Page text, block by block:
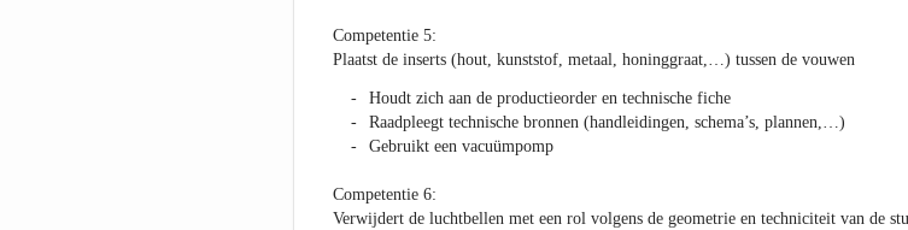
Competentie 5:
Plaatst de inserts (hout, kunststof, metaal, honinggraat,…) tussen de vouwen
Houdt zich aan de productieorder en technische fiche
Raadpleegt technische bronnen (handleidingen, schema’s, plannen,…)
Gebruikt een vacuümpomp
Competentie 6:
Verwijdert de luchtbellen met een rol volgens de geometrie en techniciteit van de